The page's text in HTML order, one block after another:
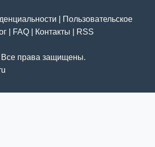
Пользовательское
FAQ Контакты RSS
права защищены.